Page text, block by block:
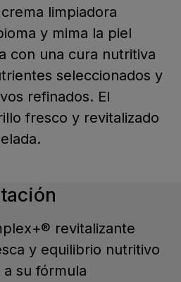
limpiadora
y mima la piel
con una cura nutritiva
seleccionados y
refinados. El
fresco y revitalizado
revitalizante
y equilibrio nutritivo
su fórmula